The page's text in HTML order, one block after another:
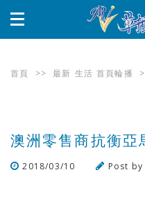
首頁 >> 最新 生活 首頁輪播
澳洲零售商抗衡亞
2018/03/10 Post